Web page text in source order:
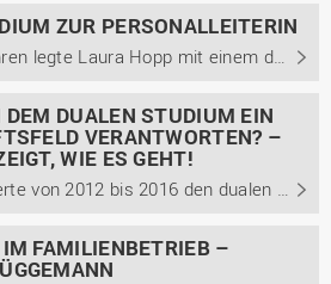
ZUR PERSONALLEITERIN
Vor mehr als zehn Jahren legte Laura Hopp mit einem dualen Bachelorstudium der Betriebswirtschaft bei uns am Campus Lingen den Grundstein für ihre berufliche Laufbahn. Inzwischen leitet sie die Personalabteilung der Bohnenkamp AG, bei der sie 2009 in ihr duales Studium startete. Im Interview teilt ...
DUALEN STUDIUM EIN
VERANTWORTEN? –
WIE ES GEHT!
Tim Gravemann studierte von 2012 bis 2016 den dualen Bachelor Management betrieblicher Systeme mit der Studienrichtung Betriebswirtschaft und dem Schwerpunkt Unternehmensführung. Bereits zwei Jahre später wurde er zur Geschäftsfeldleitung ernannt. Im Interview berichtet er von seinem Karriereweg ...
FAMILIENBETRIEB –